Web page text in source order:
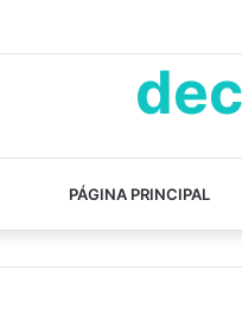
PÁGINA PRINCIPAL